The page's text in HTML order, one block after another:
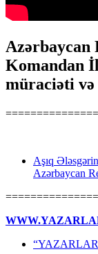
Azərbaycan
Komandan
müraciəti və
Aşıq
Azərbaycan